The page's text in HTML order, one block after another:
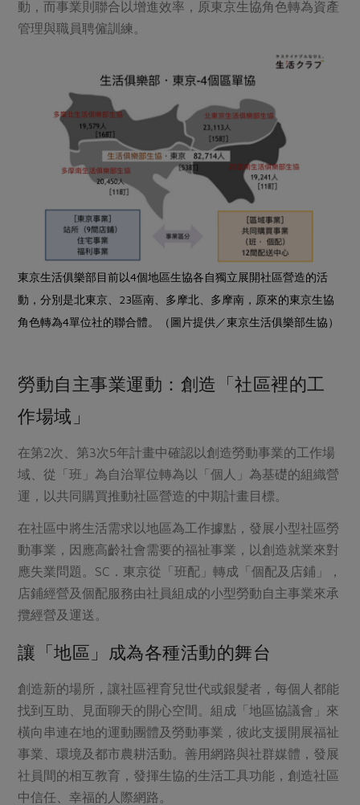
動，而事業則聯合以增進效率，原東京生協角色轉為資產
管理與職員聘僱訓練。
東京生活俱樂部目前以4個地區生協各自獨立展開社區營造的活
動，分別是北東京、23區南、多摩北、多摩南，原來的東京生協
角色轉為4單位社的聯合體。（圖片提供／東京生活俱樂部生協）
勞動自主事業運動：創造「社區裡的工
作場域」
在第2次、第3次5年計畫中確認以創造勞動事業的工作場
域、從「班」為自治單位轉為以「個人」為基礎的組織營
運，以共同購買推動社區營造的中期計畫目標。
在社區中將生活需求以地區為工作據點，發展小型社區勞
動事業，因應高齡社會需要的福祉事業，以創造就業來對
應失業問題。SC．東京從「班配」轉成「個配及店鋪」，
店鋪經營及個配服務由社員組成的小型勞動自主事業來承
攬經營及運送。
讓「地區」成為各種活動的舞台
創造新的場所，讓社區裡育兒世代或銀髮者，每個人都能
找到互助、見面聊天的開心空間。組成「地區協議會」來
橫向串連在地的運動團體及勞動事業，彼此支援開展福祉
事業、環境及都市農耕活動。善用網路與社群媒體，發展
社員間的相互教育，發揮生協的生活工具功能，創造社區
中信任、幸福的人際網路。